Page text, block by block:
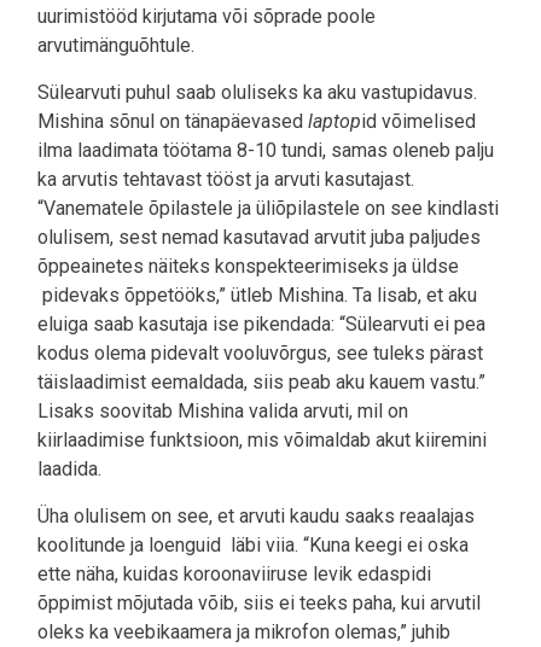
uurimistööd kirjutama või sõprade poole
arvutimänguõhtule.
Sülearvuti puhul saab oluliseks ka aku vastupidavus.
Mishina sõnul on tänapäevased laptopid võimelised
ilma laadimata töötama 8-10 tundi, samas oleneb palju
ka arvutis tehtavast tööst ja arvuti kasutajast.
“Vanematele õpilastele ja üliõpilastele on see kindlasti
olulisem, sest nemad kasutavad arvutit juba paljudes
õppeainetes näiteks konspekteerimiseks ja üldse
pidevaks õppetööks,” ütleb Mishina. Ta lisab, et aku
eluiga saab kasutaja ise pikendada: “Sülearvuti ei pea
kodus olema pidevalt vooluvõrgus, see tuleks pärast
täislaadimist eemaldada, siis peab aku kauem vastu.”
Lisaks soovitab Mishina valida arvuti, mil on
kiirlaadimise funktsioon, mis võimaldab akut kiiremini
laadida.
Üha olulisem on see, et arvuti kaudu saaks reaalajas
koolitunde ja loenguid läbi viia. “Kuna keegi ei oska
ette näha, kuidas koroonaviiruse levik edaspidi
õppimist mõjutada võib, siis ei teeks paha, kui arvutil
oleks ka veebikaamera ja mikrofon olemas,” juhib